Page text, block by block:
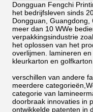
Dongguan Fengchi
het bedrijfsleven sinds
Dongguan,
meer dan 10 WWe
verpakkingsindustrie
het oplossen van het
overlijmen.
lamineren
kleurkarton en golfkarton.
verschillen van andere
meerdere
categorie van
doorbraak innovaties in
ontwikkelde patenten in